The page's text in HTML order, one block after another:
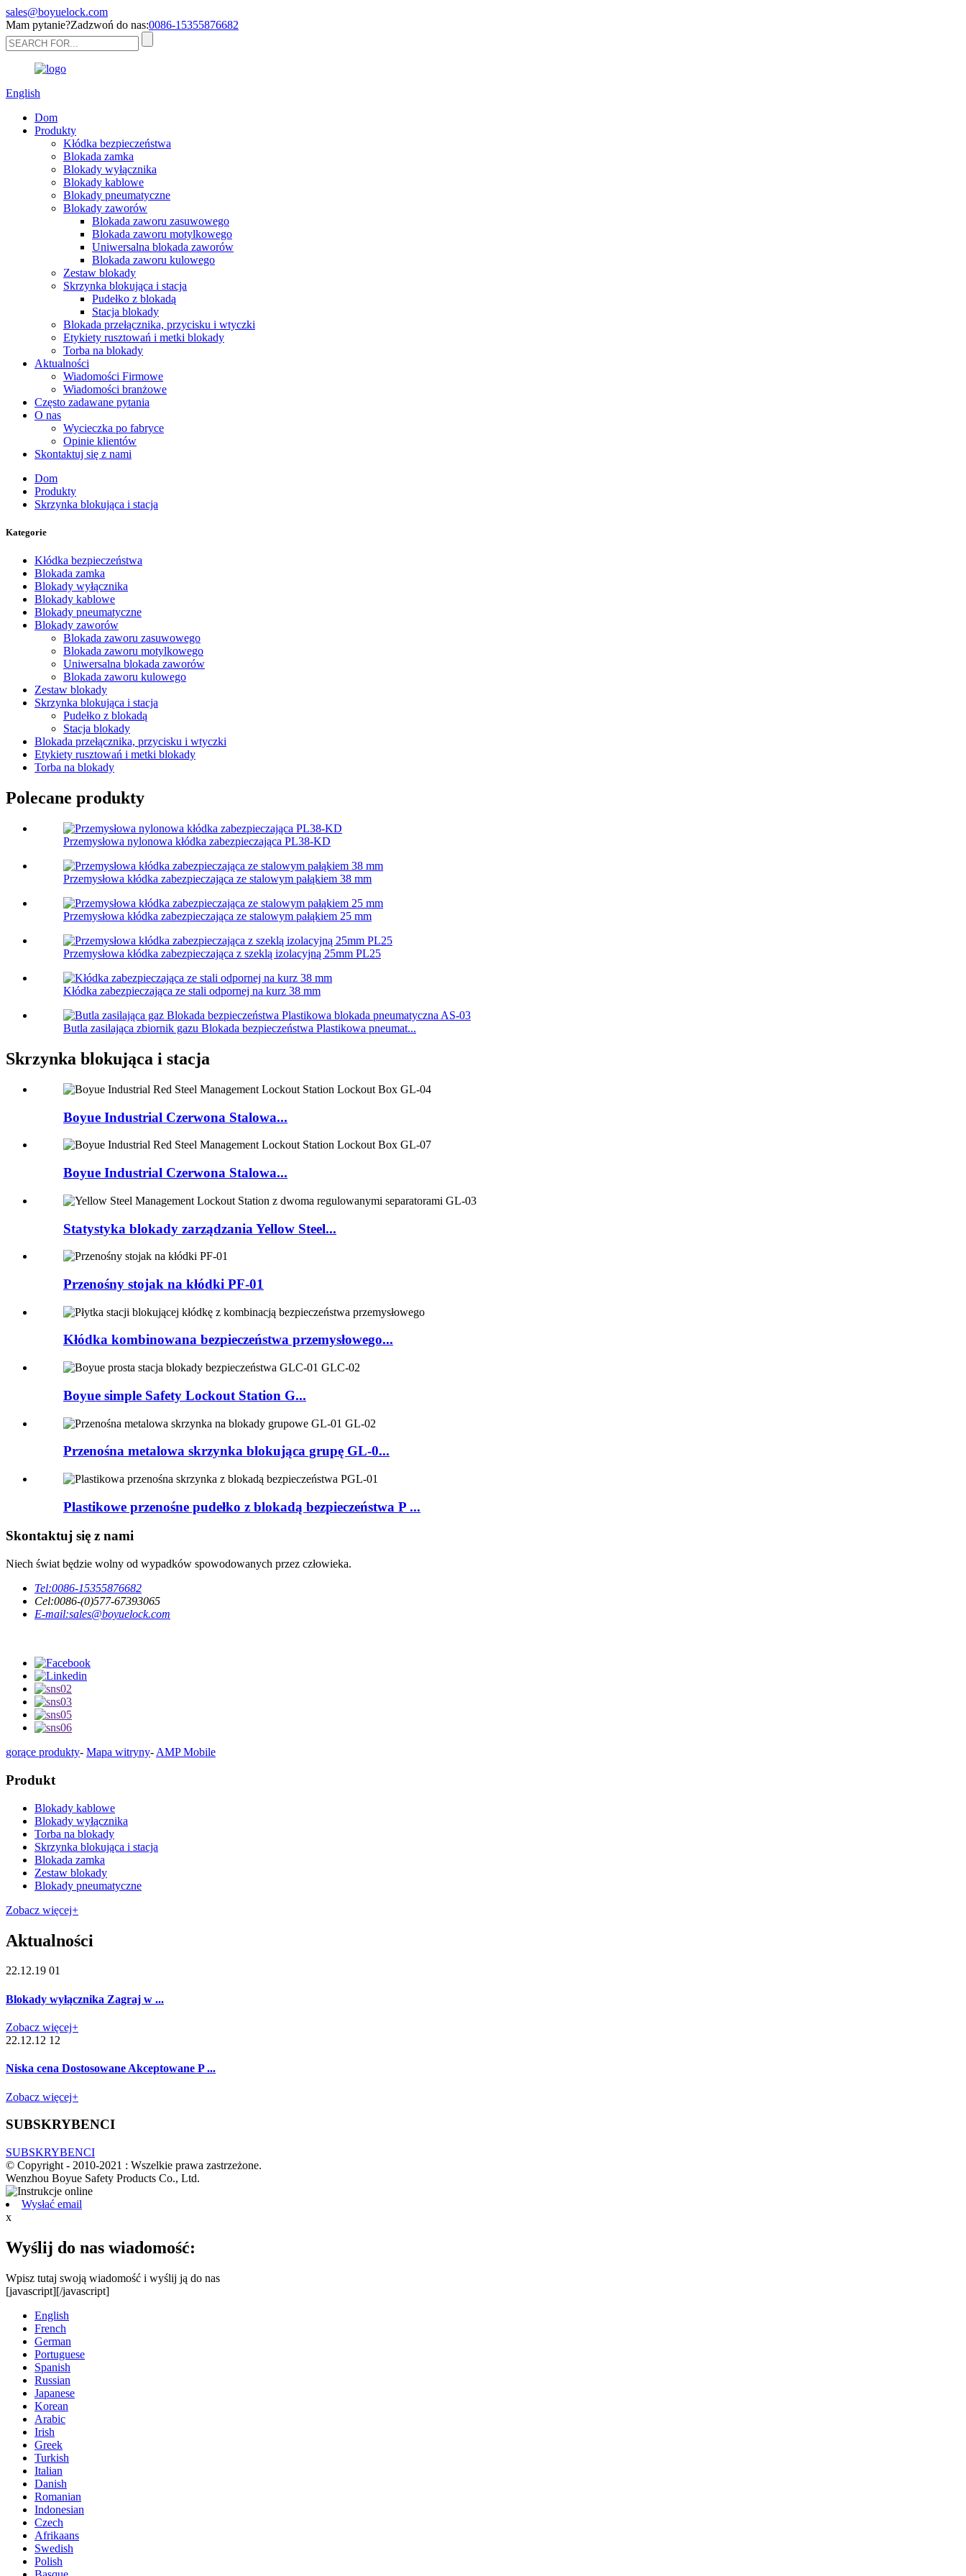
sales@boyuelock.com
Mam pytanie?Zadzwoń do nas:0086-15355876682
English
Dom
Produkty
Kłódka bezpieczeństwa
Blokada zamka
Blokady wyłącznika
Blokady kablowe
Blokady pneumatyczne
Blokady zaworów
Blokada zaworu zasuwowego
Blokada zaworu motylkowego
Uniwersalna blokada zaworów
Blokada zaworu kulowego
Zestaw blokady
Skrzynka blokująca i stacja
Pudełko z blokadą
Stacja blokady
Blokada przełącznika, przycisku i wtyczki
Etykiety rusztowań i metki blokady
Torba na blokady
Aktualności
Wiadomości Firmowe
Wiadomości branżowe
Często zadawane pytania
O nas
Wycieczka po fabryce
Opinie klientów
Skontaktuj się z nami
Dom
Produkty
Skrzynka blokująca i stacja
Kategorie
Kłódka bezpieczeństwa
Blokada zamka
Blokady wyłącznika
Blokady kablowe
Blokady pneumatyczne
Blokady zaworów
Blokada zaworu zasuwowego
Blokada zaworu motylkowego
Uniwersalna blokada zaworów
Blokada zaworu kulowego
Zestaw blokady
Skrzynka blokująca i stacja
Pudełko z blokadą
Stacja blokady
Blokada przełącznika, przycisku i wtyczki
Etykiety rusztowań i metki blokady
Torba na blokady
Polecane produkty
Przemysłowa nylonowa kłódka zabezpieczająca PL38-KD
Przemysłowa kłódka zabezpieczająca ze stalowym pałąkiem 38 mm
Przemysłowa kłódka zabezpieczająca ze stalowym pałąkiem 25 mm
Przemysłowa kłódka zabezpieczająca z szeklą izolacyjną 25mm PL25
Kłódka zabezpieczająca ze stali odpornej na kurz 38 mm
Butla zasilająca zbiornik gazu Blokada bezpieczeństwa Plastikowa pneumat...
Skrzynka blokująca i stacja
Boyue Industrial Czerwona Stalowa...
Boyue Industrial Czerwona Stalowa...
Statystyka blokady zarządzania Yellow Steel...
Przenośny stojak na kłódki PF-01
Kłódka kombinowana bezpieczeństwa przemysłowego...
Boyue simple Safety Lockout Station G...
Przenośna metalowa skrzynka blokująca grupę GL-0...
Plastikowe przenośne pudełko z blokadą bezpieczeństwa P ...
Skontaktuj się z nami
Niech świat będzie wolny od wypadków spowodowanych przez człowieka.
Tel:0086-15355876682
Cel:0086-(0)577-67393065
E-mail:sales@boyuelock.com
gorące produkty- Mapa witryny- AMP Mobile
Produkt
Blokady kablowe
Blokady wyłącznika
Torba na blokady
Skrzynka blokująca i stacja
Blokada zamka
Zestaw blokady
Blokady pneumatyczne
Zobacz więcej+
Aktualności
22.12.19 01
Blokady wyłącznika Zagraj w ...
Zobacz więcej+
22.12.12 12
Niska cena Dostosowane Akceptowane P ...
Zobacz więcej+
SUBSKRYBENCI
SUBSKRYBENCI
© Copyright - 2010-2021 : Wszelkie prawa zastrzeżone.
Wenzhou Boyue Safety Products Co., Ltd.
Wysłać email
x
Wyślij do nas wiadomość:
Wpisz tutaj swoją wiadomość i wyślij ją do nas
[javascript][/javascript]
English
French
German
Portuguese
Spanish
Russian
Japanese
Korean
Arabic
Irish
Greek
Turkish
Italian
Danish
Romanian
Indonesian
Czech
Afrikaans
Swedish
Polish